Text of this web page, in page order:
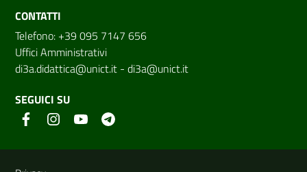
CONTATTI
Telefono: +39 095 7147 656
Uffici Amministrativi
di3a.didattica@unict.it - di3a@unict.it
SEGUICI SU
Link e informazioni utili